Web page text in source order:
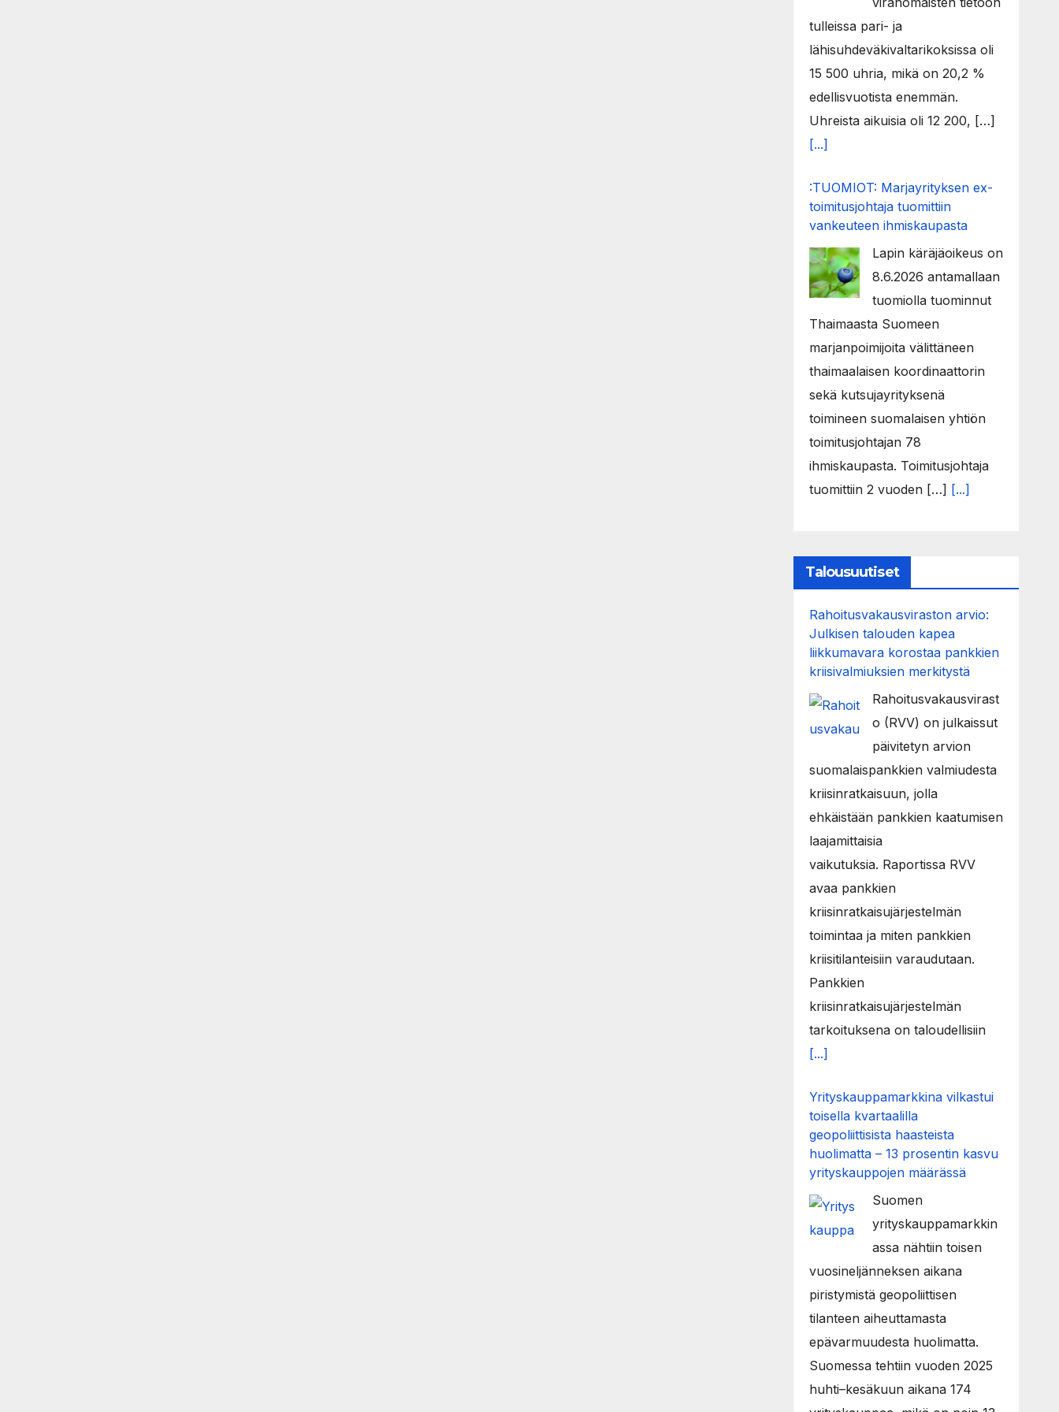
tulleissa pari- ja
lähisuhdeväkivaltarikoksissa oli
15 500 uhria, mikä on 20,2 %
edellisvuotista enemmän.
Uhreista aikuisia oli 12 200, […]
[...]
:TUOMIOT: Marjayrityksen ex-
toimitusjohtaja tuomittiin
vankeuteen ihmiskaupasta
Lapin käräjäoikeus on
8.6.2026 antamallaan
tuomiolla tuominnut
Thaimaasta Suomeen
marjanpoimijoita välittäneen
thaimaalaisen koordinaattorin
sekä kutsujayrityksenä
toimineen suomalaisen yhtiön
toimitusjohtajan 78
ihmiskaupasta. Toimitusjohtaja
tuomittiin 2 vuoden […] [...]
Talousuutiset
Rahoitusvakausviraston arvio:
Julkisen talouden kapea
liikkumavara korostaa pankkien
kriisivalmiuksien merkitystä
Rahoitusvakausvirast
o (RVV) on julkaissut
päivitetyn arvion
suomalaispankkien valmiudesta
kriisinratkaisuun, jolla
ehkäistään pankkien kaatumisen
laajamittaisia
vaikutuksia. Raportissa RVV
avaa pankkien
kriisinratkaisujärjestelmän
toimintaa ja miten pankkien
kriisitilanteisiin varaudutaan.
Pankkien
kriisinratkaisujärjestelmän
tarkoituksena on taloudellisiin
[...]
Yrityskauppamarkkina vilkastui
toisella kvartaalilla
geopoliittisista haasteista
huolimatta – 13 prosentin kasvu
yrityskauppojen määrässä
Suomen
yrityskauppamarkkin
assa nähtiin toisen
vuosineljänneksen aikana
piristymistä geopoliittisen
tilanteen aiheuttamasta
epävarmuudesta huolimatta.
Suomessa tehtiin vuoden 2025
huhti–kesäkuun aikana 174